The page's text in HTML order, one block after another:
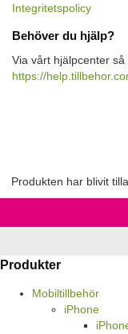
Integritetspolicy
Behöver du hjälp?
Via vårt hjälpcenter
https://
Produkten har blivit
Produkter
Mobiltillbehör
iPhone